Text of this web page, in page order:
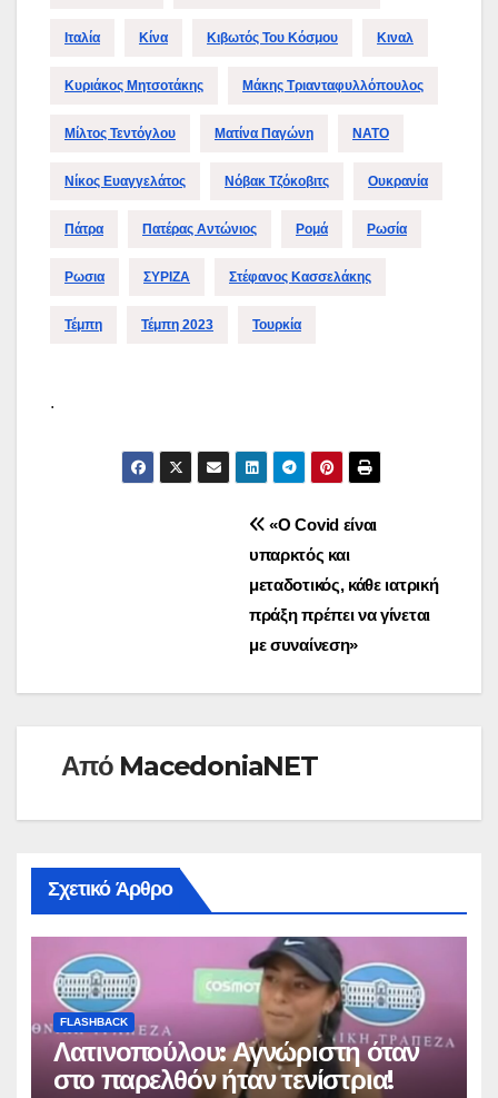
Ιταλία Κίνα Κιβωτός Του Κόσμου Κιναλ
Κυριάκος Μητσοτάκης Μάκης Τριανταφυλλόπουλος
Μίλτος Τεντόγλου Ματίνα Παγώνη ΝΑΤΟ
Νίκος Ευαγγελάτος Νόβακ Τζόκοβιτς Ουκρανία
Πάτρα Πατέρας Αντώνιος Ρομά Ρωσία
Ρωσια ΣΥΡΙΖΑ Στέφανος Κασσελάκης
Τέμπη Τέμπη 2023 Τουρκία
.
«Ο Covid είναι
υπαρκτός και
μεταδοτικός, κάθε ιατρική
πράξη πρέπει να γίνεται
με συναίνεση»
Από MacedoniaNET
Σχετικό Άρθρο
FLASHBACK
Λατινοπούλου: Αγνώριστη όταν
στο παρελθόν ήταν τενίστρια!